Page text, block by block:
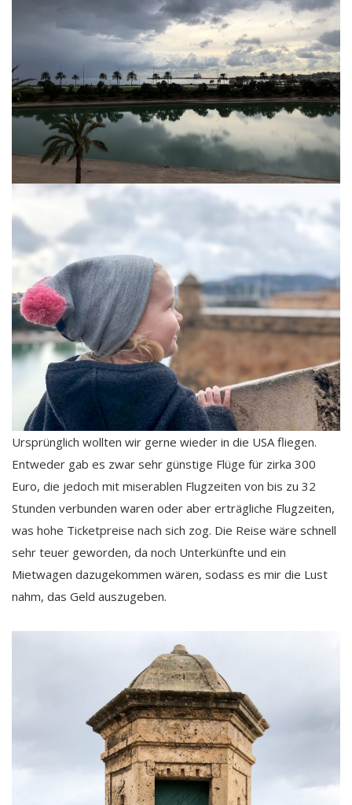
Ursprünglich wollten wir gerne wieder in die USA fliegen.
Entweder gab es zwar sehr günstige Flüge für zirka 300
Euro, die jedoch mit miserablen Flugzeiten von bis zu 32
Stunden verbunden waren oder aber erträgliche Flugzeiten,
was hohe Ticketpreise nach sich zog. Die Reise wäre schnell
sehr teuer geworden, da noch Unterkünfte und ein
Mietwagen dazugekommen wären, sodass es mir die Lust
nahm, das Geld auszugeben.